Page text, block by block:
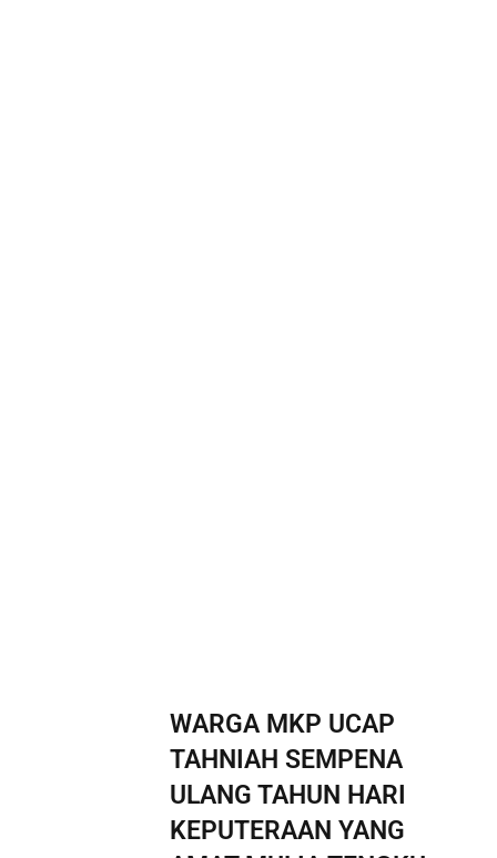
WARGA MKP UCAP
TAHNIAH SEMPENA
ULANG TAHUN HARI
KEPUTERAAN YANG